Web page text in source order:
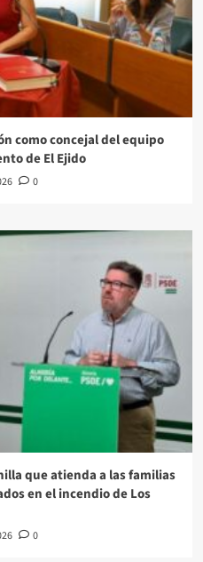
como concejal del equipo
de El Ejido
0
que atienda a las familias
en el incendio de Los
0